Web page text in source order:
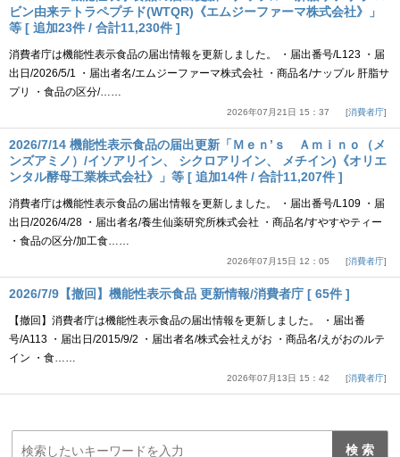
ビン由来テトラペプチド(WTQR)《エムジーファーマ株式会社》」
等 [ 追加23件 / 合計11,230件 ]
消費者庁は機能性表示食品の届出情報を更新しました。 ・届出番号/L123 ・届
出日/2026/5/1 ・届出者名/エムジーファーマ株式会社 ・商品名/ナップル 肝脂サ
プリ ・食品の区分/……
2026年07月21日 15：37 消費者庁
2026/7/14 機能性表示食品の届出更新「Ｍｅｎ’ｓ Ａｍｉｎｏ（メ
ンズアミノ）/イソアリイン、 シクロアリイン、 メチイン)《オリエ
ンタル酵母工業株式会社》」等 [ 追加14件 / 合計11,207件 ]
消費者庁は機能性表示食品の届出情報を更新しました。 ・届出番号/L109 ・届
出日/2026/4/28 ・届出者名/養生仙薬研究所株式会社 ・商品名/すやすやティー
・食品の区分/加工食……
2026年07月15日 12：05 消費者庁
2026/7/9【撤回】機能性表示食品 更新情報/消費者庁 [ 65件 ]
【撤回】消費者庁は機能性表示食品の届出情報を更新しました。 ・届出番
号/A113 ・届出日/2015/9/2 ・届出者名/株式会社えがお ・商品名/えがおのルテ
イン ・食……
2026年07月13日 15：42 消費者庁